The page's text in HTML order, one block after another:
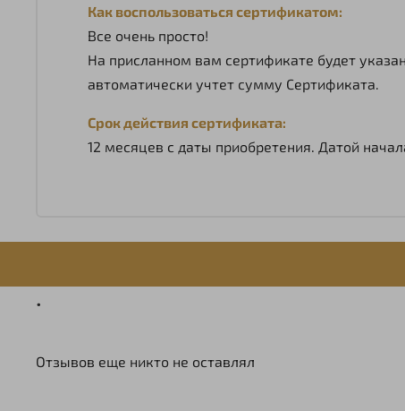
Как воспользоваться сертификатом:
Все очень просто!
На присланном вам сертификате будет
автоматически учтет сумму Сертификата.
Срок действия сертификата:
12 месяцев с даты приобретения. Датой
.
Отзывов еще никто не оставлял